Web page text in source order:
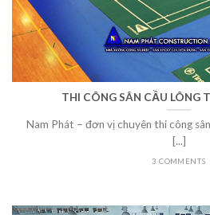
THI CÔNG SÂN CẦU LÔNG
Nam Phát – đơn vị chuyên thi công
[...]
3 COMMENTS